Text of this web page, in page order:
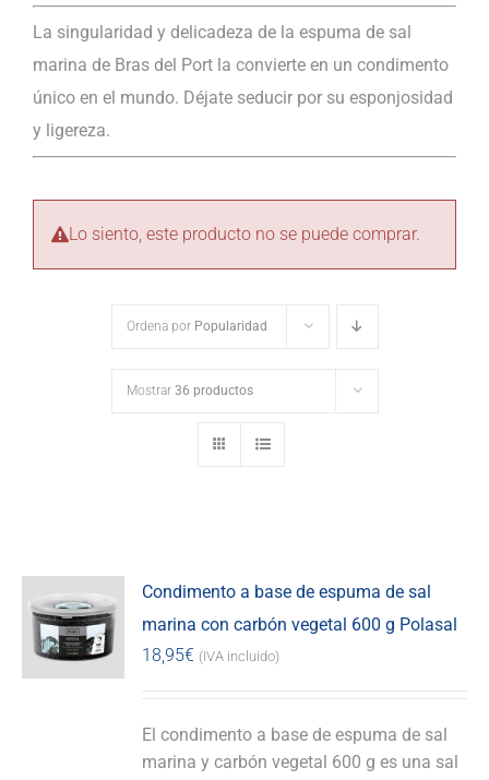
La singularidad y delicadeza de la espuma de sal
marina de Bras del Port la convierte en un condimento
único en el mundo. Déjate seducir por su esponjosidad
y ligereza.
Lo siento, este producto no se puede comprar.
Ordena por Popularidad
Mostrar 36 productos
Condimento a base de espuma de sal
marina con carbón vegetal 600 g Polasal
18,95€ (IVA incluido)
El condimento a base de espuma de sal
marina y carbón vegetal 600 g es una sal